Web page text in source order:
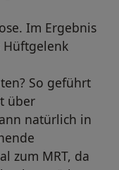
Im Ergebnis
Hüftgelenk
So geführt
über
natürlich in
zum MRT, da